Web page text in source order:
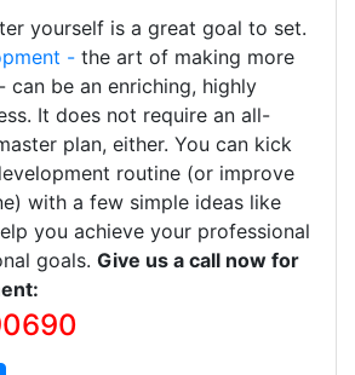
yourself is a great goal to set.
- the art of making more
be an enriching, highly
It does not require an all-
plan, either. You can kick
routine (or improve
with a few simple ideas like
you achieve your professional
goals. Give us a call now for